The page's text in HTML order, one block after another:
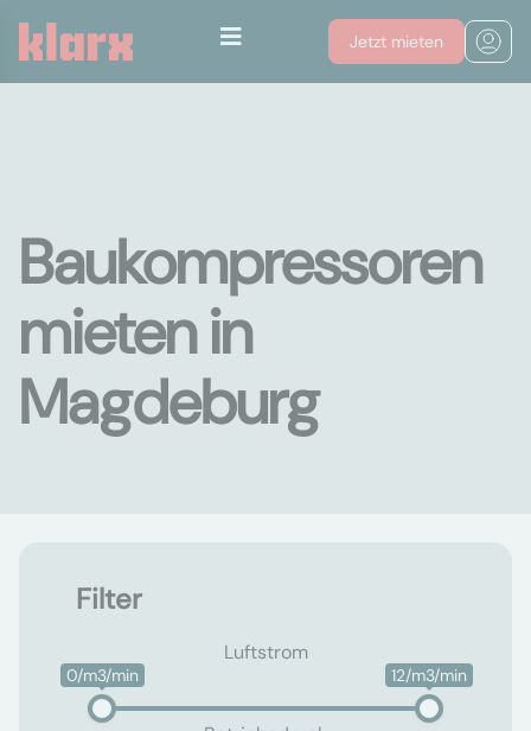
Jetzt mieten
Baukompressoren
mieten in
Magdeburg
Filter
Luftstrom
0/m3/min 12/m3/min